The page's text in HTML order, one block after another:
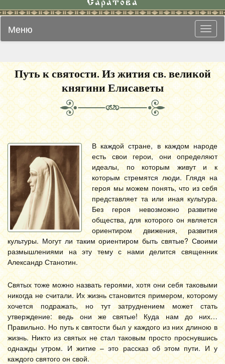
Меню
Путь к святости. Из жития св. великой
княгини Елисаветы
В каждой стране, в каждом народе
есть свои герои, они определяют
идеалы, по которым живут и к
которым стремятся люди. Глядя на
героя мы можем понять, что из себя
представляет та или иная культура.
Без героя невозможно развитие
общества, для которого он является
ориентиром движения, развития
культуры. Могут ли таким ориентиром быть святые? Своими
размышлениями на эту тему с нами делится священник
Александр Станотин.
Святых тоже можно назвать героями, хотя они себя таковыми
никогда не считали. Их жизнь становится примером, которому
хочется подражать, но тут затруднением может стать
утверждение: ведь они же святые! Куда нам до них…
Правильно. Но путь к святости был у каждого из них длиною в
жизнь. Никто из святых не стал таковым просто проснувшись
однажды утром. И житие – это рассказ об этом пути. И у
каждого святого он свой.